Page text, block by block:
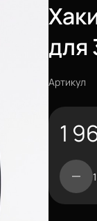
для
Артикул
1